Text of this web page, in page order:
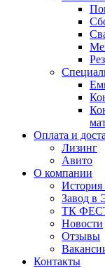
Оплата и
Лизинг
Авито
О компании
Завод в
ТК
Новости
Отзывы
Контакты